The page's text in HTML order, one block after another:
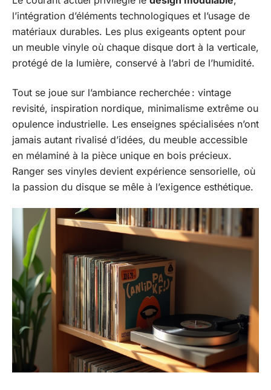
l’intégration d’éléments technologiques et l’usage de
matériaux durables. Les plus exigeants optent pour
un meuble vinyle où chaque disque dort à la verticale,
protégé de la lumière, conservé à l’abri de l’humidité.
Tout se joue sur l’ambiance recherchée : vintage
revisité, inspiration nordique, minimalisme extrême ou
opulence industrielle. Les enseignes spécialisées n’ont
jamais autant rivalisé d’idées, du meuble accessible
en mélaminé à la pièce unique en bois précieux.
Ranger ses vinyles devient expérience sensorielle, où
la passion du disque se mêle à l’exigence esthétique.